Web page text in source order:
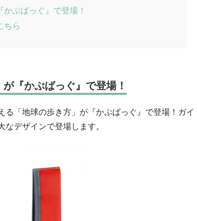
ぷばっぐ』で登場！
ちら
『かぷばっぐ』で登場！
「地球の歩き方」が『かぷばっぐ』で登場！ガイ
デザインで登場します。